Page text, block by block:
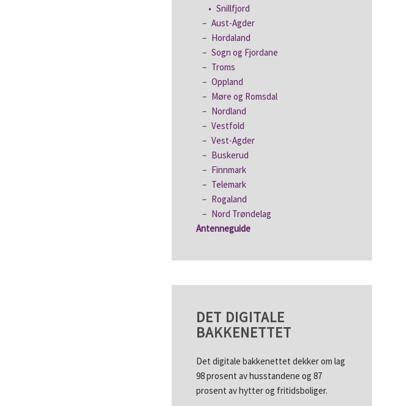
Snillfjord
Aust-Agder
Hordaland
Sogn og Fjordane
Troms
Oppland
Møre og Romsdal
Nordland
Vestfold
Vest-Agder
Buskerud
Finnmark
Telemark
Rogaland
Nord Trøndelag
Antenneguide
DET DIGITALE
BAKKENETTET
Det digitale bakkenettet dekker om lag
98 prosent av husstandene og 87
prosent av hytter og fritidsboliger.